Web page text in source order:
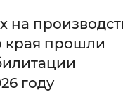
буквами
на
края прошли
году